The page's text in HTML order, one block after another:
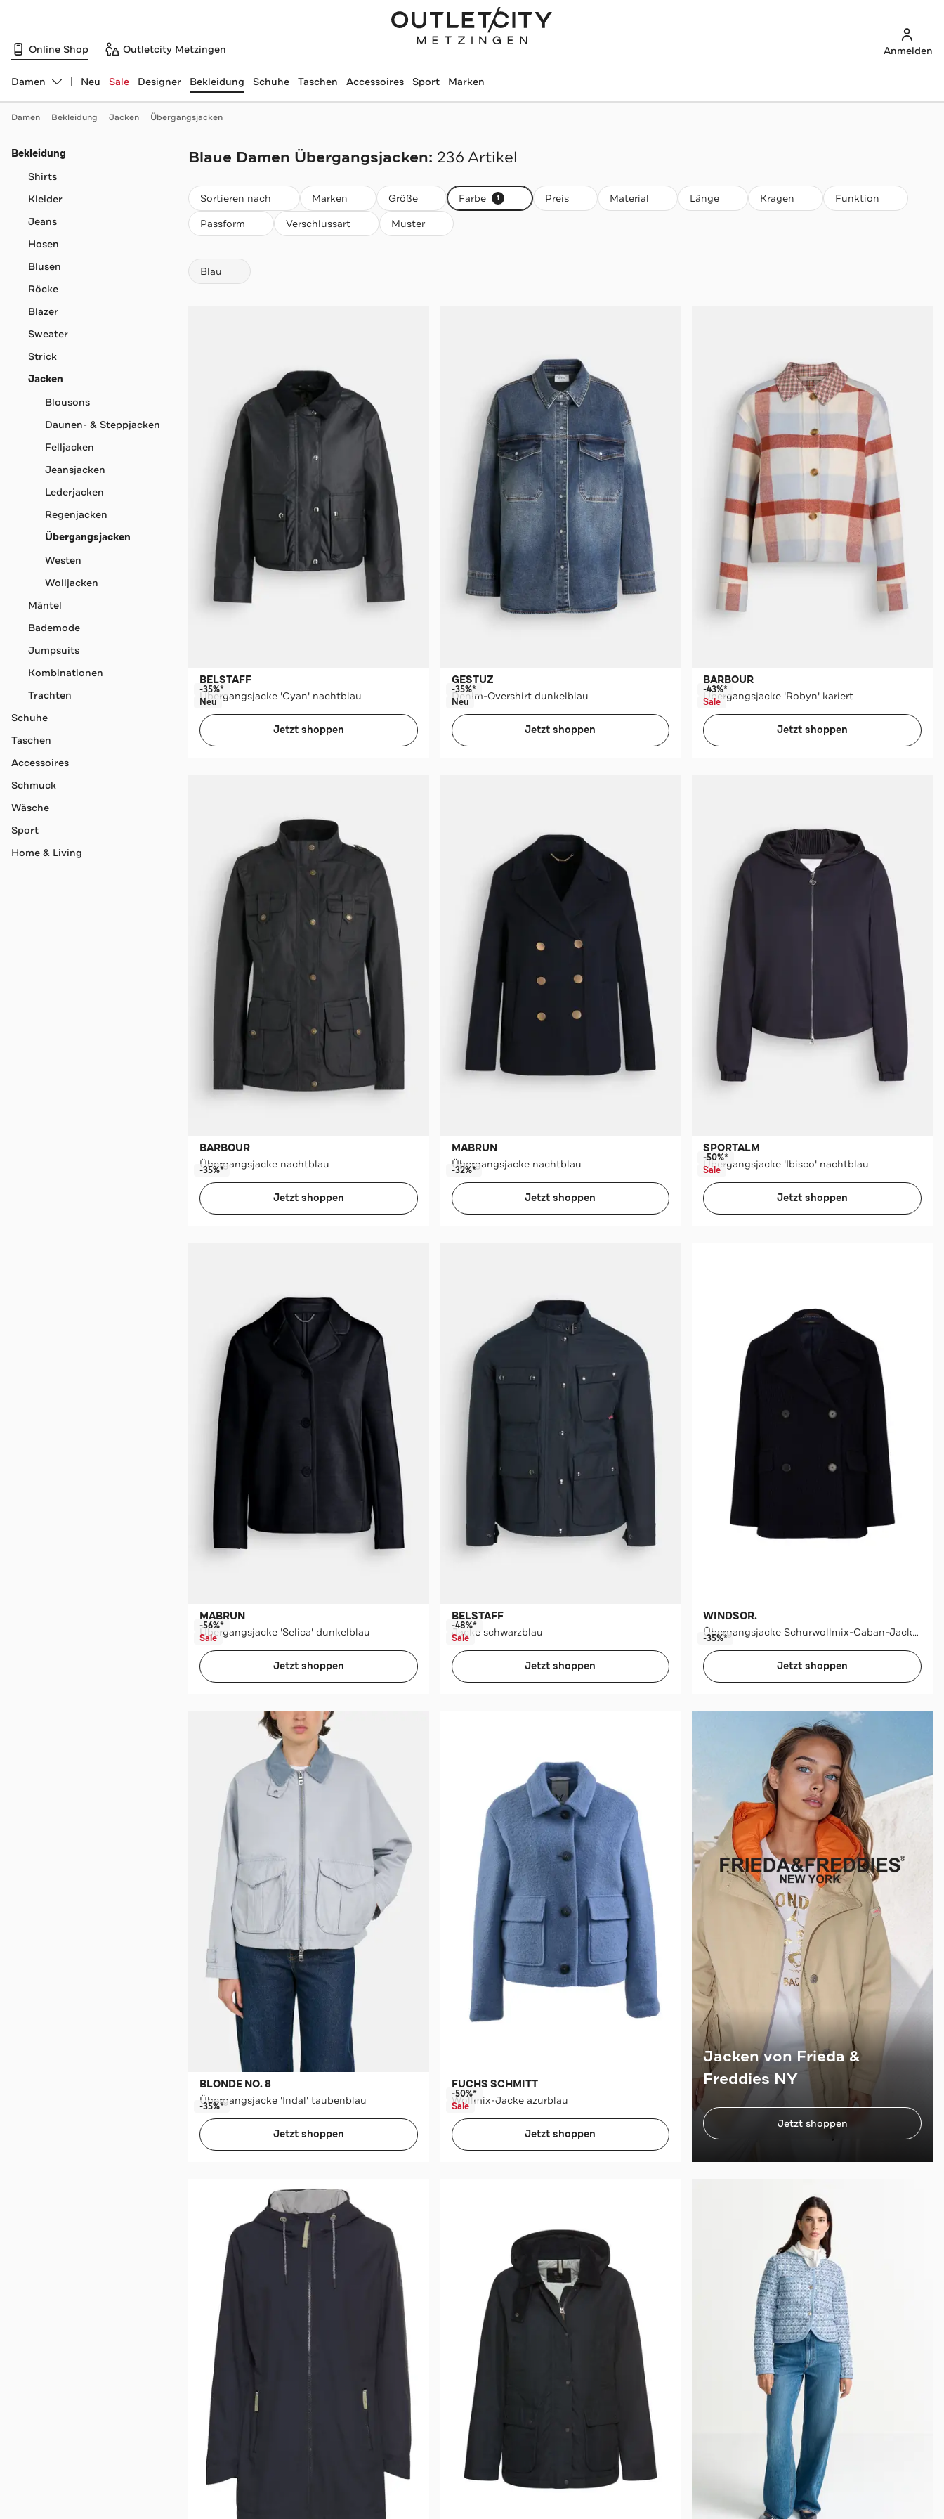
Online Shop Outletcity Metzingen Anmelden
Abteilung ändern, ausgewählt:
Damen Neu Sale Designer Bekleidung Schuhe Taschen Accessoires Sport Marken
Damen Bekleidung Jacken Übergangsjacken
Blaue Damen Übergangsjacken: 236 Artikel
Navigation überspringen
Bekleidung
Shirts
Kleider
Jeans
Hosen
Blusen
Röcke
Blazer
Sweater
Strick
Jacken
Blousons
Daunen- & Steppjacken
Felljacken
Jeansjacken
Lederjacken
Regenjacken
Übergangsjacken
Westen
Wolljacken
Mäntel
Bademode
Jumpsuits
Kombinationen
Trachten
Schuhe
Taschen
Accessoires
Schmuck
Wäsche
Sport
Home & Living
Sortieren nach
Beliebteste Marken Größe Farbe 1 Preis Material Länge Kragen
Funktion
Passform
Verschlussart Muster
Blau
BELSTAFF
Übergangsjacke 'Cyan' nachtblau
-35%*
Neu
Jetzt shoppen
GESTUZ
Denim-Overshirt dunkelblau
-35%*
Neu
Jetzt shoppen
BARBOUR
Übergangsjacke 'Robyn' kariert
-43%*
Sale
Jetzt shoppen
BARBOUR
Übergangsjacke nachtblau
-35%*
Jetzt shoppen
MABRUN
Übergangsjacke nachtblau
-32%*
Jetzt shoppen
SPORTALM
Übergangsjacke 'Ibisco' nachtblau
-50%*
Sale
Jetzt shoppen
MABRUN
Übergangsjacke 'Selica' dunkelblau
-56%*
Sale
Jetzt shoppen
BELSTAFF
Jacke schwarzblau
-48%*
Sale
Jetzt shoppen
WINDSOR.
Übergangsjacke Schurwollmix-Caban-Jacke mit Struktur in Navy navy
-35%*
Jetzt shoppen
BLONDE NO. 8
Übergangsjacke 'Indal' taubenblau
-35%*
Jetzt shoppen
FUCHS SCHMITT
Wollmix-Jacke azurblau
-50%*
Sale
Jetzt shoppen
Jacken von Frieda &
Freddies NY
Jetzt shoppen